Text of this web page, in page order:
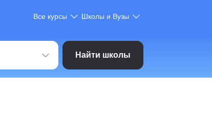
Все курсы Школы и Вузы
Найти школы